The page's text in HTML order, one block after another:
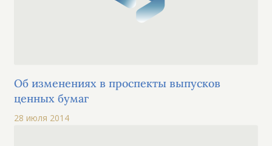
Об изменениях в проспекты выпусков
ценных бумаг
28 июля 2014